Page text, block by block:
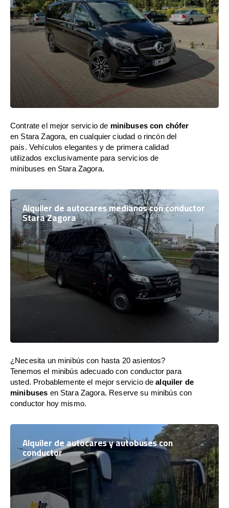
Contrate el mejor servicio de minibuses con chófer
en Stara Zagora, en cualquier ciudad o rincón del
país. Vehículos elegantes y de primera calidad
utilizados exclusivamente para servicios de
minibuses en Stara Zagora.
Alquiler de autocares medianos con conductor
Stara Zagora
¿Necesita un minibús con hasta 20 asientos?
Tenemos el minibús adecuado con conductor para
usted. Probablemente el mejor servicio dealquiler de
minibuses en Stara Zagora. Reserve su minibús con
conductor hoy mismo.
Alquiler de autocares y autobuses con
conductor